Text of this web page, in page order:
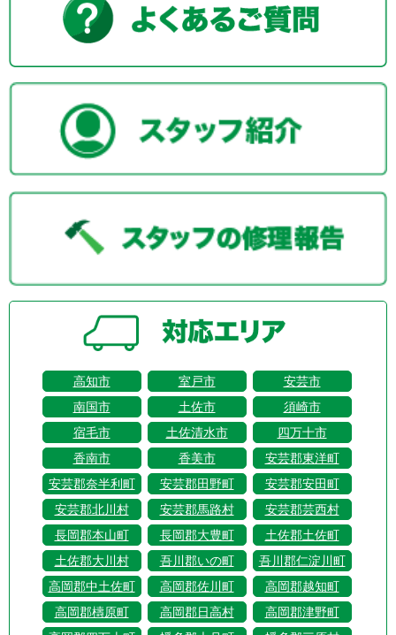
高知市 室戸市
安芸市
南国市
土佐市
須崎市
宿毛市
土佐清水市
四万十市
香南市
香美市
安芸郡東洋町
安芸郡奈半利町
安芸郡田野町
安芸郡安田町
安芸郡北川村
安芸郡馬路村
安芸郡芸西村
長岡郡本山町
長岡郡大豊町
土佐郡土佐町
土佐郡大川村
吾川郡いの町
吾川郡仁淀川町
高岡郡中土佐町
高岡郡佐川町
高岡郡越知町
高岡郡檮原町
高岡郡日高村
高岡郡津野町